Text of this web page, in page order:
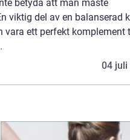
betyda att man måste
viktig del av en balanserad
vara ett perfekt komplement
04 juli